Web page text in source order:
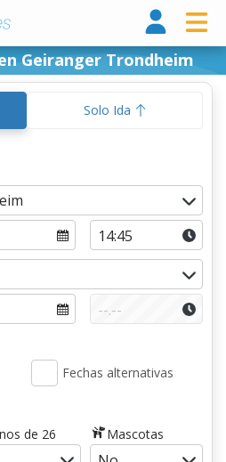
Geiranger Trondheim
Solo Ida
Fechas alternativas
de 26 Mascotas